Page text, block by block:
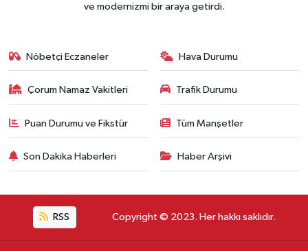
ve modernizmi bir araya getirdi.
Nöbetçi Eczaneler Hava Durumu
Çorum Namaz Vakitleri Trafik Durumu
Puan Durumu ve Fikstür Tüm Manşetler
Son Dakika Haberleri Haber Arşivi
RSS Copyright © 2023. Her hakkı saklıdır.